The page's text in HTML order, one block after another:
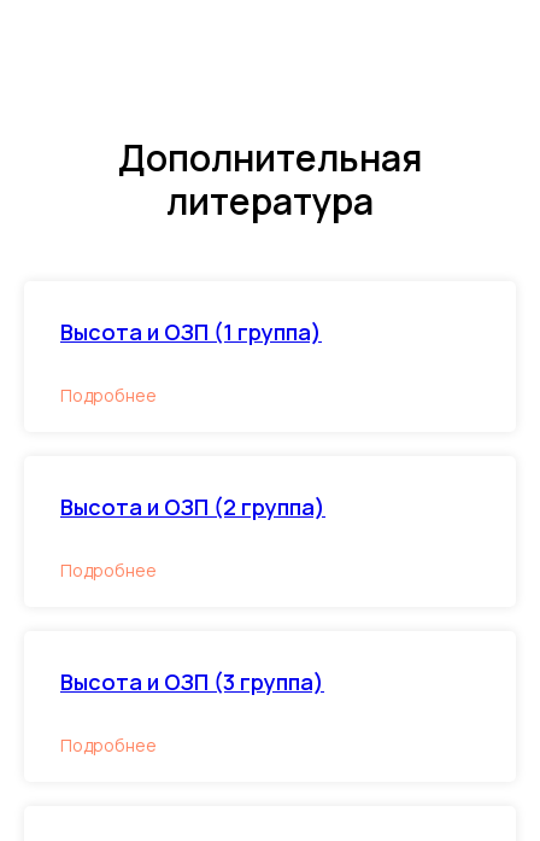
Дополнительная
литература
Высота и ОЗП (1 группа)
Подробнее
Высота и ОЗП (2 группа)
Подробнее
Высота и ОЗП (3 группа)
Подробнее